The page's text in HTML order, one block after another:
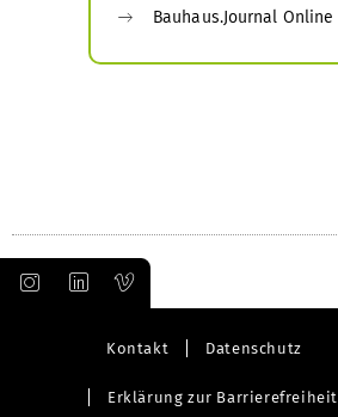
Bauhaus.Journal Online
Kontakt Datenschutz
Erklärung zur Barrierefreiheit